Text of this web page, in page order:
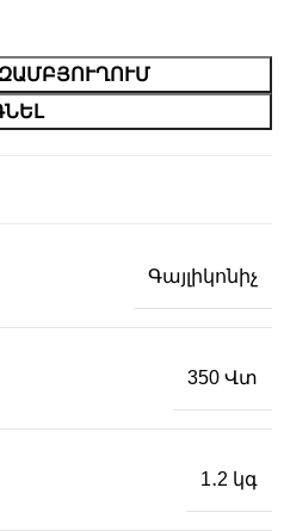
Գայլիկոնիչ
350 Վտ
1․2 կգ